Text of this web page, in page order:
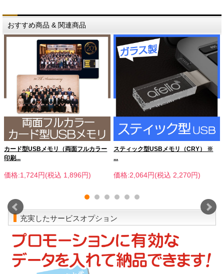
おすすめ商品 & 関連商品
カード型USBメモリ（両面フルカラー
印刷...
価格:1,724円(税込 1,896円)
スティック型USBメモリ（CRY） ※
...
価格:2,064円(税込 2,270円)
充実したサービスオプション